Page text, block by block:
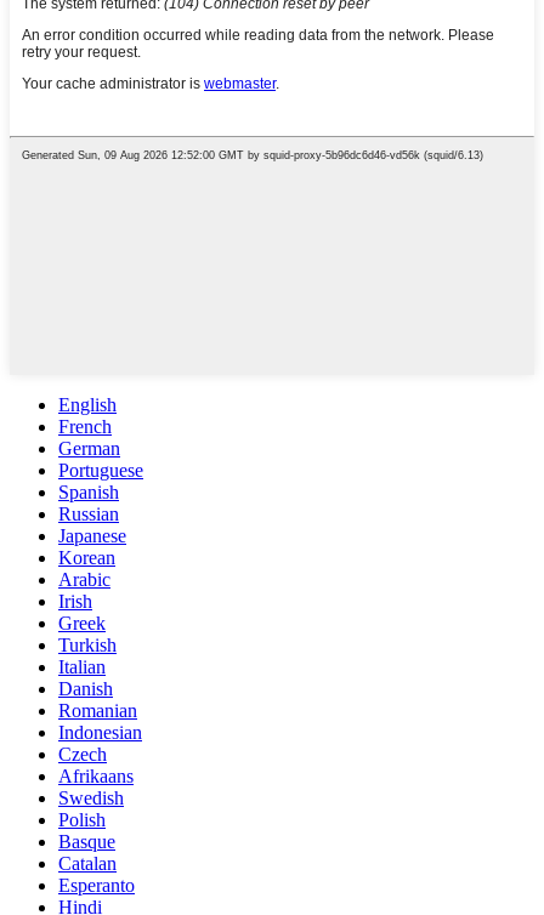
English
French
German
Portuguese
Spanish
Russian
Japanese
Korean
Arabic
Irish
Greek
Turkish
Italian
Danish
Romanian
Indonesian
Czech
Afrikaans
Swedish
Polish
Basque
Catalan
Esperanto
Hindi